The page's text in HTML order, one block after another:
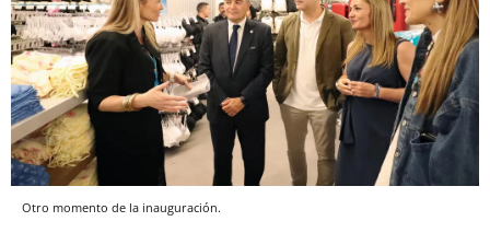
Otro momento de la inauguración.